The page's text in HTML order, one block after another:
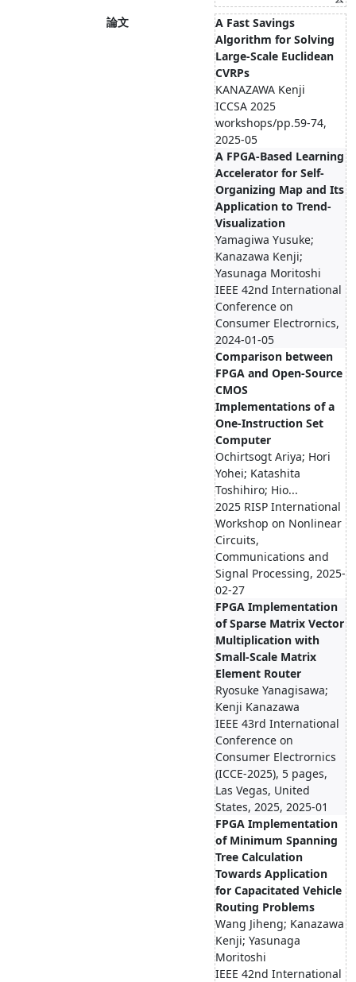
論文
A Fast Savings
Algorithm for Solving
Large-Scale Euclidean
CVRPs
KANAZAWA Kenji
ICCSA 2025
workshops/pp.59-74,
2025-05
A FPGA-Based Learning
Accelerator for Self-
Organizing Map and Its
Application to Trend-
Visualization
Yamagiwa Yusuke;
Kanazawa Kenji;
Yasunaga Moritoshi
IEEE 42nd International
Conference on
Consumer Electrornics,
2024-01-05
Comparison between
FPGA and Open-Source
CMOS
Implementations of a
One-Instruction Set
Computer
Ochirtsogt Ariya; Hori
Yohei; Katashita
Toshihiro; Hio...
2025 RISP International
Workshop on Nonlinear
Circuits,
Communications and
Signal Processing, 2025-
02-27
FPGA Implementation
of Sparse Matrix Vector
Multiplication with
Small-Scale Matrix
Element Router
Ryosuke Yanagisawa;
Kenji Kanazawa
IEEE 43rd International
Conference on
Consumer Electrornics
(ICCE-2025), 5 pages,
Las Vegas, United
States, 2025, 2025-01
FPGA Implementation
of Minimum Spanning
Tree Calculation
Towards Application
for Capacitated Vehicle
Routing Problems
Wang Jiheng; Kanazawa
Kenji; Yasunaga
Moritoshi
IEEE 42nd International